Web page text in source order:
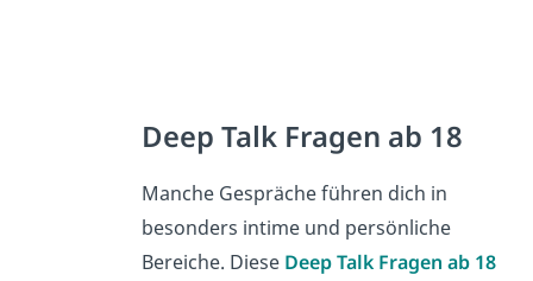
Deep Talk Fragen ab 18
Manche Gespräche führen dich in
besonders intime und persönliche
Bereiche. Diese Deep Talk Fragen ab 18